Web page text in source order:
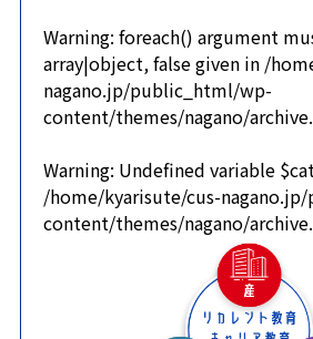
Warning: foreach() argument
array|object, false given in /
nagano.jp/public_html/wp-
content/themes/nagano/
Warning: Undefined variable
/home/kyarisute/cus-
content/themes/nagano/